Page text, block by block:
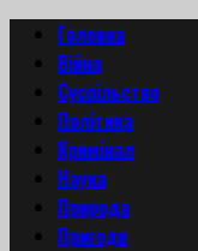
Skip
content
Primary
Menu
Головна
Війна
Суспільство
Політика
Кримінал
Наука
Природа
Пригоди